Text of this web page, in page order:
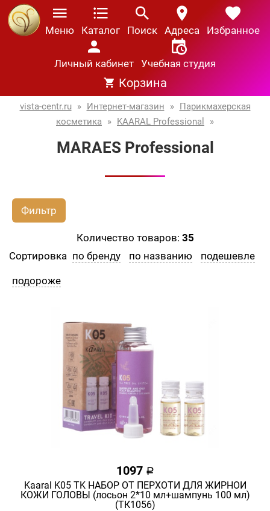
Меню Каталог Поиск Адреса Избранное
Личный кабинет Учебная студия
Корзина
vista-centr.ru » Интернет-магазин » Парикмахерская
косметика » KAARAL Professional »
MARAES Professional
Фильтр
Количество товаров: 35
Сортировка по бренду по названию подешевле
подороже
1097 a
Kaaral K05 TK НАБОР ОТ ПЕРХОТИ ДЛЯ ЖИРНОЙ
КОЖИ ГОЛОВЫ (лосьон 2*10 мл+шампунь 100 мл)
(ТК1056)